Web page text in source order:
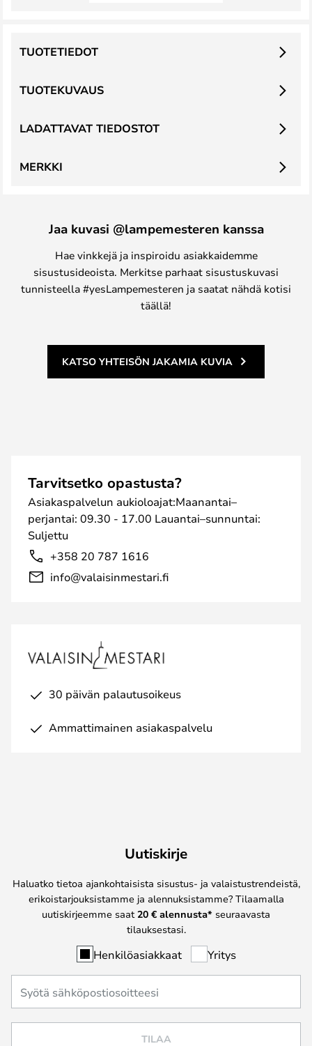
TUOTEKUVAUS
TUOTETIEDOT
LADATTAVAT TIEDOSTOT
MERKKI
Jaa kuvasi @lampemesteren kanssa
Hae vinkkejä ja inspiroidu asiakkaidemme
sisustusideoista. Merkitse parhaat sisustuskuvasi
tunnisteella #yesLampemesteren ja saatat nähdä kotisi
täällä!
KATSO YHTEISÖN JAKAMIA KUVIA
Tarvitsetko opastusta?
Asiakaspalvelun aukioloajat:Maanantai–
perjantai: 09.30 - 17.00 Lauantai–sunnuntai:
Suljettu
+358 20 787 1616
info@valaisinmestari.fi
30 päivän palautusoikeus
Ammattimainen asiakaspalvelu
Uutiskirje
Haluatko tietoa ajankohtaisista sisustus- ja valaistustrendeistä,
erikoistarjouksistamme ja alennuksistamme? Tilaamalla
uutiskirjeemme saat 20 € alennusta* seuraavasta
tilauksestasi.
Henkilöasiakkaat Yritys
TILAA